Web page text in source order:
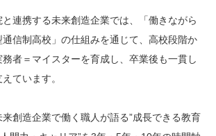
連携する未来創造企業では、「働きながら
信制高校」の仕組みを通じて、高校段階か
者＝マイスターを育成し、卒業後も一貫し
ています。
創造企業で働く職人が語る”成長できる教育